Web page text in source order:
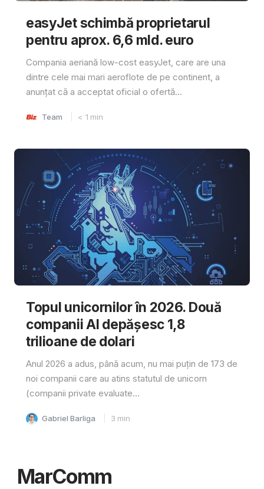
easyJet schimbă proprietarul
pentru aprox. 6,6 mld. euro
Compania aeriană low-cost easyJet, care are una
dintre cele mai mari aeroflote de pe continent, a
anunțat că a acceptat oficial o ofertă...
Team < 1 min
Topul unicornilor în 2026. Două
companii AI depășesc 1,8
trilioane de dolari
Anul 2026 a adus, până acum, nu mai puțin de 173 de
noi companii care au atins statutul de unicorn
(companii private evaluate...
Gabriel Barliga 3 min
MarComm